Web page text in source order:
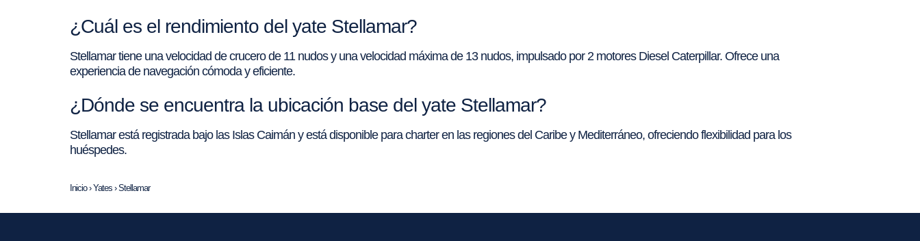
¿Cuál es el rendimiento del yate Stellamar?
Stellamar tiene una velocidad de crucero de 11 nudos y una velocidad máxima de 13 nudos, impulsado por 2 motores Diesel Caterpillar. Ofrece una
experiencia de navegación cómoda y eficiente.
¿Dónde se encuentra la ubicación base del yate Stellamar?
Stellamar está registrada bajo las Islas Caimán y está disponible para charter en las regiones del Caribe y Mediterráneo, ofreciendo flexibilidad para los
huéspedes.
Inicio›Yates ›Stellamar